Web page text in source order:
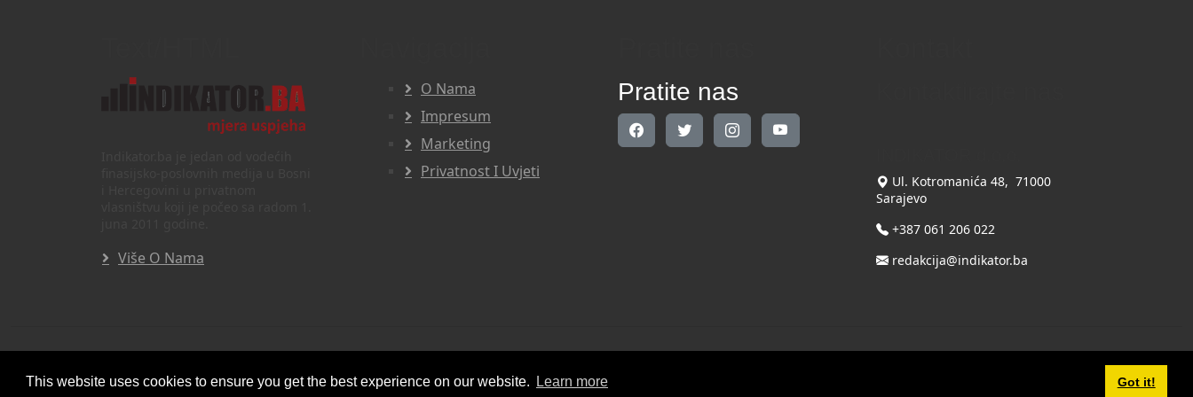
This website uses cookies to ensure you get the best experience on our website. Learn more Got it!
Više O Nama
O Nama
Impresum
Marketing
Privatnost I Uvjeti
Pratite nas
Ul. Kotromanića 48, 71000
Sarajevo
+387 061 206 022
redakcija@indikator.ba